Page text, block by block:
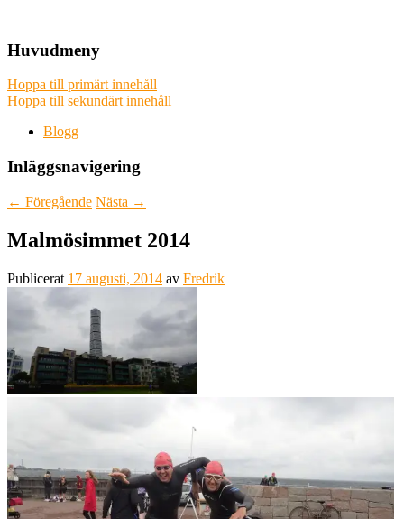
Nice wins nothing
Huvudmeny
Hoppa till primärt innehåll
Hoppa till sekundärt innehåll
Blogg
Inläggsnavigering
← Föregående Nästa →
Malmösimmet 2014
Publicerat 17 augusti, 2014 av Fredrik